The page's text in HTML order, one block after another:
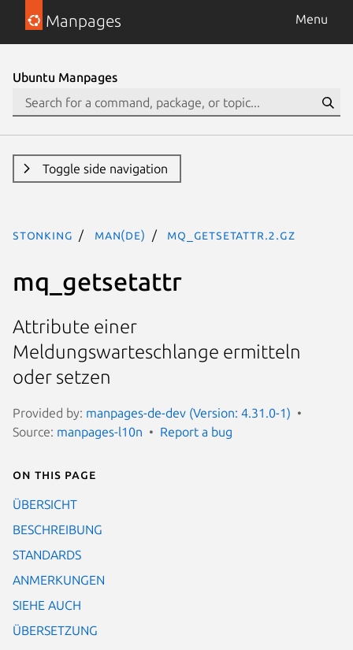
Manpages Menu
Ubuntu Manpages
Toggle side navigation
stonking man(de) mq_getsetattr.2.gz
mq_getsetattr
Attribute einer
Meldungswarteschlange ermitteln
oder setzen
Provided by: manpages-de-dev (Version: 4.31.0-1)
Source: manpages-l10n Report a bug
On this page
ÜBERSICHT
BESCHREIBUNG
STANDARDS
ANMERKUNGEN
SIEHE AUCH
ÜBERSETZUNG